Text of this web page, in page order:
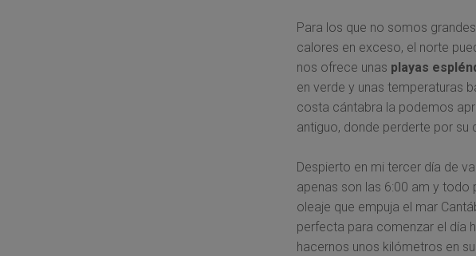
Para los que no somos
calores en exceso, el norte
nos ofrece unas playas
en verde y unas temperaturas
costa cántabra la podemos
antiguo, donde perderte por su
Despierto en mi tercer día de
apenas son las 6:00 am y todo
oleaje que empuja el mar
perfecta para comenzar el día
hacernos unos kilómetros en